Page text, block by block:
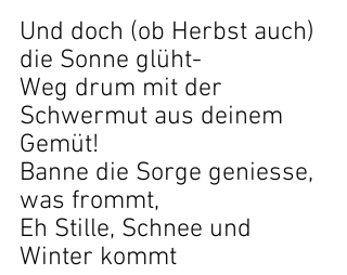
Und doch (ob Herbst auch)
die Sonne glüht-
Weg drum mit der
Schwermut aus deinem
Gemüt!
Banne die Sorge geniesse,
was frommt,
Eh Stille, Schnee und
Winter kommt